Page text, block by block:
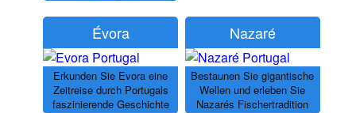
Évora
Erkunden Sie Evora eine
Zeitreise durch Portugals
faszinierende Geschichte
Nazaré
Bestaunen Sie gigantische
Wellen und erleben Sie
Nazarés Fischertradition